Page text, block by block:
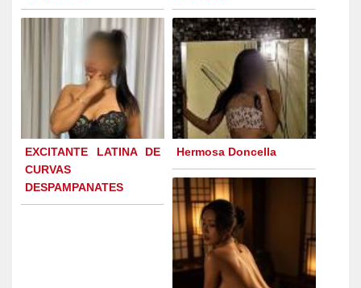
EXCITANTE LATINA DE
CURVAS
DESPAMPANATES
Hermosa Doncella